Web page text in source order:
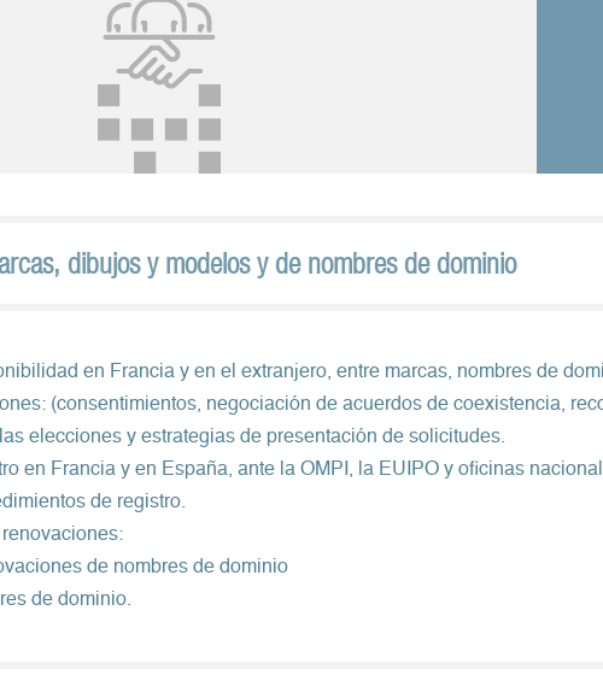
dibujos y modelos y de nombres de dominio
en Francia y en el extranjero, entre marcas, nombres de
(consentimientos, negociación de acuerdos de coexistencia,
elecciones y estrategias de presentación de solicitudes.
en Francia y en España, ante la OMPI, la EUIPO y oficinas
de registro.
de nombres de dominio
de dominio.